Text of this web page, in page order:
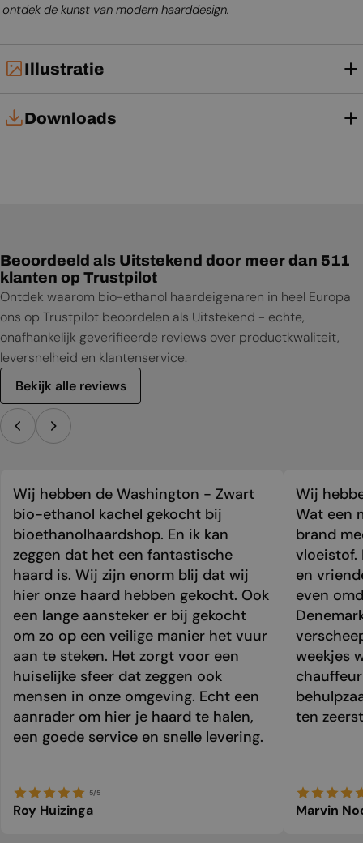
ontdek de kunst van modern haarddesign.
Illustratie
Downloads
Beoordeeld als Uitstekend door meer dan 511
klanten op Trustpilot
Ontdek waarom bio-ethanol haardeigenaren in heel Europa
ons op Trustpilot beoordelen als Uitstekend - echte,
onafhankelijk geverifieerde reviews over productkwaliteit,
leversnelheid en klantenservice.
Bekijk alle reviews
Wij hebben de Washington - Zwart
bio-ethanol kachel gekocht bij
bioethanolhaardshop. En ik kan
zeggen dat het een fantastische
haard is. Wij zijn enorm blij dat wij
hier onze haard hebben gekocht. Ook
een lange aansteker er bij gekocht
om zo op een veilige manier het vuur
aan te steken. Het zorgt voor een
huiselijke sfeer dat zeggen ook
mensen in onze omgeving. Echt een
aanrader om hier je haard te halen,
een goede service en snelle levering.
5/5
Roy Huizinga
Wij
Wat een
brand
vloeistof.
en
even
weekjes
ten
Marvin